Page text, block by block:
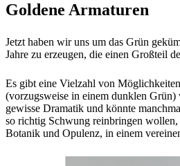
Goldene Armaturen
Jetzt haben wir uns um das Grün
Jahre zu erzeugen, die einen Großteil
Es gibt eine Vielzahl von
(vorzugsweise in einem dunklen Grün)
gewisse Dramatik und könnte
so richtig Schwung reinbringen wollen,
Botanik und Opulenz, in einem